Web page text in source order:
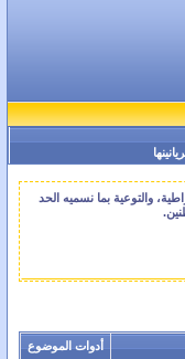
والتوعية بما نسميه الحد
أدوات الموضوع